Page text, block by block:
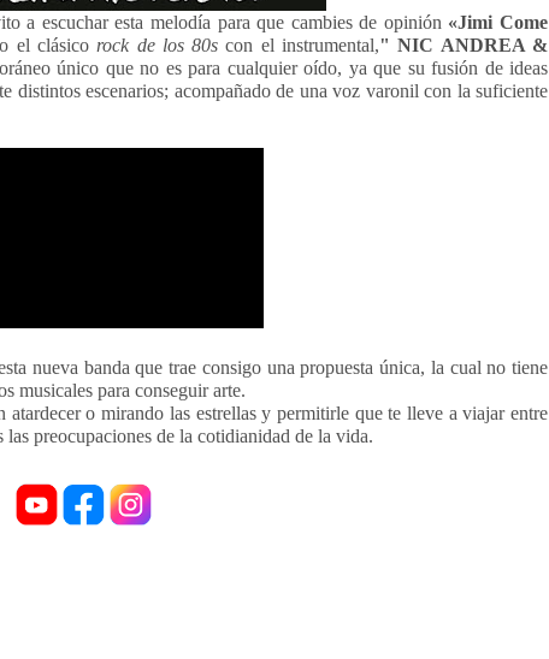
a escuchar esta melodía para que cambies de opinión «Jimi Come
el clásico rock de los 80s con el instrumental," NIC ANDREA &
único que no es para cualquier oído, ya que su fusión de ideas
distintos escenarios; acompañado de una voz varonil con la suficiente
nueva banda que trae consigo una propuesta única, la cual no tiene
musicales para conseguir arte.
atardecer o mirando las estrellas y permitirle que te lleve a viajar entre
preocupaciones de la cotidianidad de la vida.